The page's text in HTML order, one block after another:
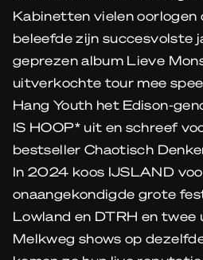
Kabinetten vielen oorlogen
beleefde zijn succesvolste
geprezen album Lieve
uitverkochte tour mee
Hang Youth het Edison-
IS HOOP* uit en schreef
bestseller Chaotisch
In 2024 koos IJSLAND
onaangekondigde grote
Lowland en DTRH en
Melkweg shows op